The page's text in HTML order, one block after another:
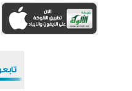
اختتام الدورة التاسعة لمسابقة